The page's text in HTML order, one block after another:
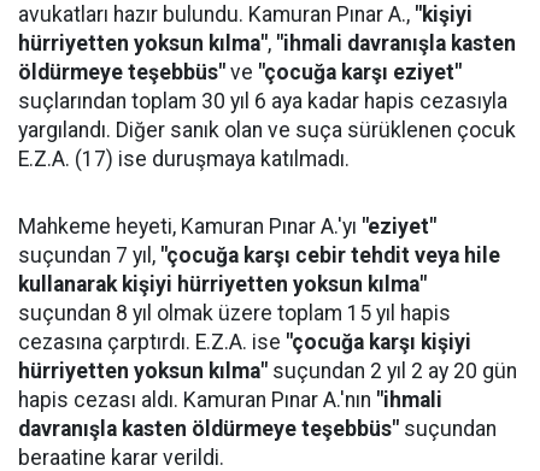
avukatları hazır bulundu. Kamuran Pınar A., "kişiyi
hürriyetten yoksun kılma", "ihmali davranışla kasten
öldürmeye teşebbüs" ve "çocuğa karşı eziyet"
suçlarından toplam 30 yıl 6 aya kadar hapis cezasıyla
yargılandı. Diğer sanık olan ve suça sürüklenen çocuk
E.Z.A. (17) ise duruşmaya katılmadı.
Mahkeme heyeti, Kamuran Pınar A.'yı "eziyet"
suçundan 7 yıl, "çocuğa karşı cebir tehdit veya hile
kullanarak kişiyi hürriyetten yoksun kılma"
suçundan 8 yıl olmak üzere toplam 15 yıl hapis
cezasına çarptırdı. E.Z.A. ise "çocuğa karşı kişiyi
hürriyetten yoksun kılma" suçundan 2 yıl 2 ay 20 gün
hapis cezası aldı. Kamuran Pınar A.'nın "ihmali
davranışla kasten öldürmeye teşebbüs" suçundan
beraatine karar verildi.